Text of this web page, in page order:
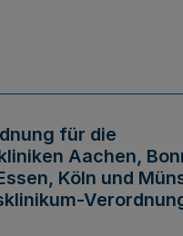
für die
Aachen,
Köln und